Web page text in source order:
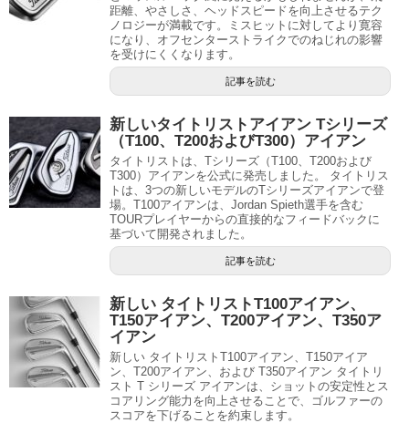
距離、やさしさ、ヘッドスピードを向上させるテク
ノロジーが満載です。ミスヒットに対してより寛容
になり、オフセンターストライクでのねじれの影響
を受けにくくなります。
記事を読む
新しいタイトリストアイアン Tシリーズ
（T100、T200およびT300）アイアン
タイトリストは、Tシリーズ（T100、T200および
T300）アイアンを公式に発売しました。 タイトリス
トは、3つの新しいモデルのTシリーズアイアンで登
場。T100アイアンは、Jordan Spieth選手を含む
TOURプレイヤーからの直接的なフィードバックに
基づいて開発されました。
記事を読む
新しい タイトリストT100アイアン、
T150アイアン、T200アイアン、T350ア
イアン
新しい タイトリストT100アイアン、T150アイア
ン、T200アイアン、および T350アイアン タイトリ
スト T シリーズ アイアンは、ショットの安定性とス
コアリング能力を向上させることで、ゴルファーの
スコアを下げることを約束します。